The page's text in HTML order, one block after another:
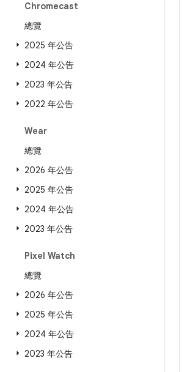
Chromecast
總覽
2025 年公告
2024 年公告
2023 年公告
2022 年公告
Wear
總覽
2026 年公告
2025 年公告
2024 年公告
2023 年公告
Pixel Watch
總覽
2026 年公告
2025 年公告
2024 年公告
2023 年公告